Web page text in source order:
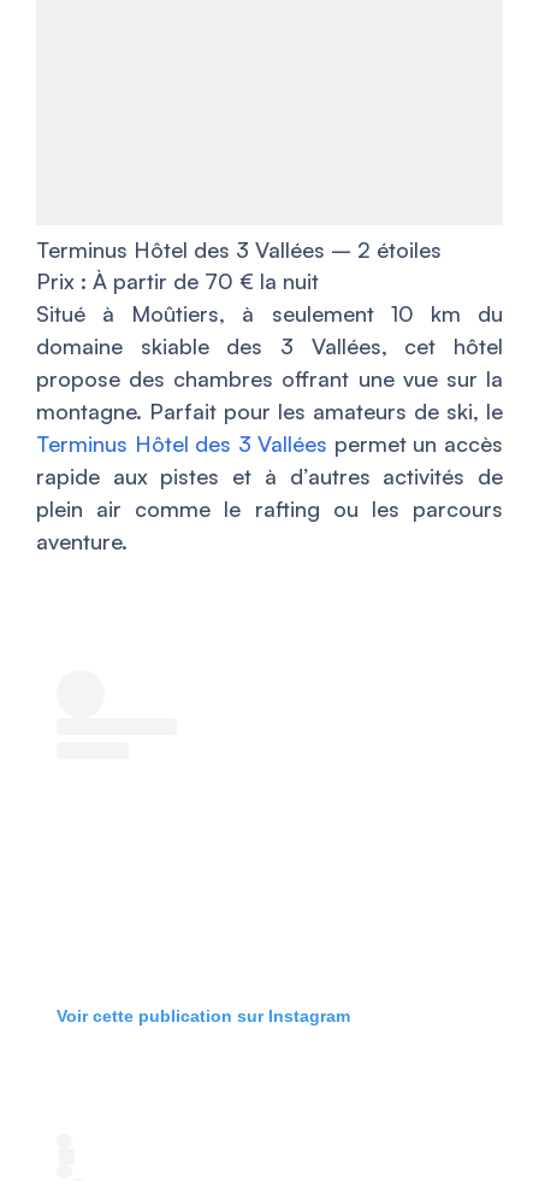
Terminus Hôtel des 3 Vallées – 2 étoiles
Prix : À partir de 70 € la nuit
Situé à Moûtiers, à seulement 10 km du
domaine skiable des 3 Vallées, cet hôtel
propose des chambres offrant une vue sur la
montagne. Parfait pour les amateurs de ski, le
Terminus Hôtel des 3 Vallées permet un accès
rapide aux pistes et à d’autres activités de
plein air comme le rafting ou les parcours
aventure.
Voir cette publication sur Instagram